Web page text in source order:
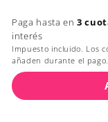
Paga hasta en3
interés
Impuesto incluido. Los
añaden durante el pago.